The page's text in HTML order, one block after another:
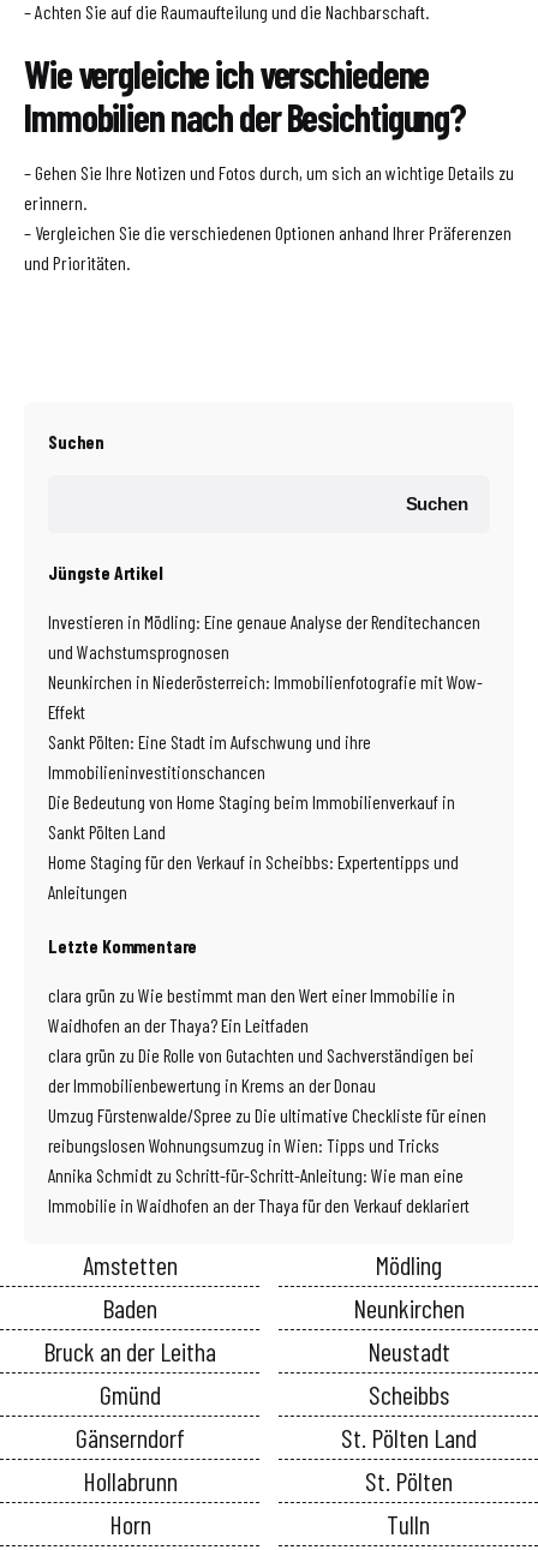
– Achten Sie auf die Raumaufteilung und die Nachbarschaft.
Wie vergleiche ich verschiedene
Immobilien nach der Besichtigung?
– Gehen Sie Ihre Notizen und Fotos durch, um sich an wichtige Details zu
erinnern.
– Vergleichen Sie die verschiedenen Optionen anhand Ihrer Präferenzen
und Prioritäten.
Suchen
Suchen
Jüngste Artikel
Investieren in Mödling: Eine genaue Analyse der Renditechancen
und Wachstumsprognosen
Neunkirchen in Niederösterreich: Immobilienfotografie mit Wow-
Effekt
Sankt Pölten: Eine Stadt im Aufschwung und ihre
Immobilieninvestitionschancen
Die Bedeutung von Home Staging beim Immobilienverkauf in
Sankt Pölten Land
Home Staging für den Verkauf in Scheibbs: Expertentipps und
Anleitungen
Letzte Kommentare
clara grün zu Wie bestimmt man den Wert einer Immobilie in
Waidhofen an der Thaya? Ein Leitfaden
clara grün zu Die Rolle von Gutachten und Sachverständigen bei
der Immobilienbewertung in Krems an der Donau
Umzug Fürstenwalde/Spree zu Die ultimative Checkliste für einen
reibungslosen Wohnungsumzug in Wien: Tipps und Tricks
Annika Schmidt zu Schritt-für-Schritt-Anleitung: Wie man eine
Immobilie in Waidhofen an der Thaya für den Verkauf deklariert
Amstetten
Baden
Bruck an der Leitha
Gmünd
Gänserndorf
Hollabrunn
Horn
Mödling
Neunkirchen
Neustadt
Scheibbs
St. Pölten Land
St. Pölten
Tulln